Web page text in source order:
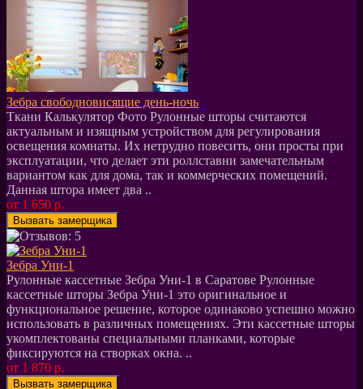
Зебра свободновисящие день-ночь
Ткани Калькулятор Фото Рулонные шторы считаются
актуальным и изящным устройством для регулирования
освещения комнаты. Их нетрудно повесить, они просты при
эксплуатации, что делает эти роллставни замечательным
вариантом как для дома, так и коммерческих помещений.
Данная штора имеет два ..
от 1 650 р.
Зебра Уни-1
Рулонные кассетные Зебра Уни-1 в Саратове Рулонные
кассетные шторы Зебра Уни-1 это оригинальное и
функциональное решение, которое одинаково успешно можно
использовать в различных помещениях. Эти кассетные шторы
укомплектованы специальными планками, которые
фиксируются на створках окна. ..
от 1 870 р.